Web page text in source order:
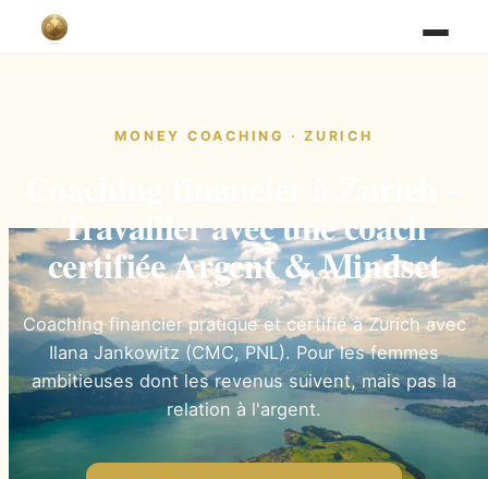
MONEY COACHING · ZURICH
Travailler avec une coach
certifiée Argent & Mindset
Coaching financier pratique et certifié à Zurich avec
Ilana Jankowitz (CMC, PNL). Pour les femmes
ambitieuses dont les revenus suivent, mais pas la
relation à l'argent.